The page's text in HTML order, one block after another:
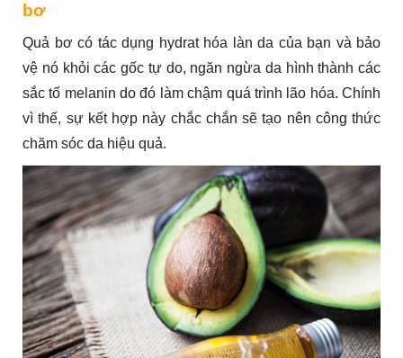
bơ
Quả bơ có tác dụng hydrat hóa làn da của bạn và bảo
vệ nó khỏi các gốc tự do, ngăn ngừa da hình thành các
sắc tố melanin do đó làm chậm quá trình lão hóa. Chính
vì thế, sự kết hợp này chắc chắn sẽ tạo nên công thức
chăm sóc da hiệu quả.